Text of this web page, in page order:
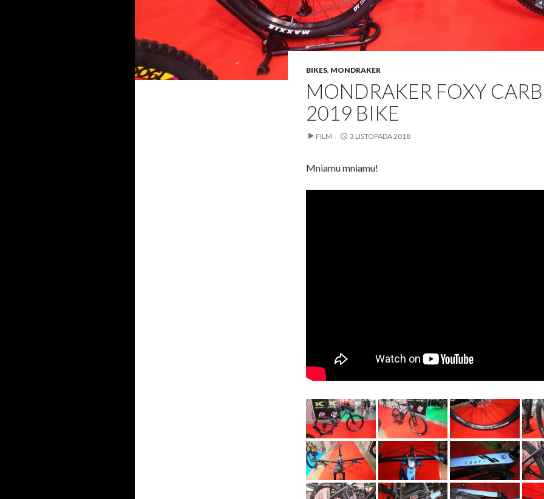
BIKES, MONDRAKER
MONDRAKER FOXY
2019 BIKE
FILM 3 LISTOPADA 2018
Mniamu mniamu!